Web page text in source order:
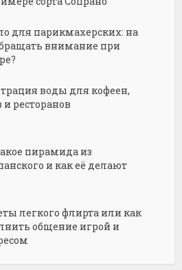
для парикмахерских: на
внимание при
воды для кофеен,
и ресторанов
пирамида из
и как её делают
легкого флирта или как
общение игрой и